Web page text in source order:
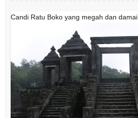
Candi Ratu Boko yang megah dan damai